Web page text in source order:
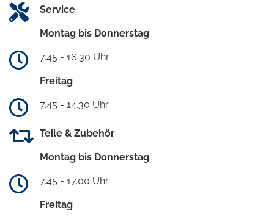
Service
Montag bis Donnerstag
7.45 - 16.30 Uhr
Freitag
7.45 - 14.30 Uhr
Teile & Zubehör
Montag bis Donnerstag
7.45 - 17.00 Uhr
Freitag